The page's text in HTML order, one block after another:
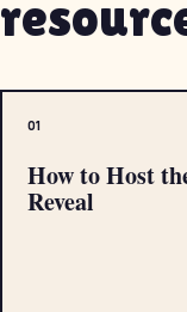
01
How to Host
Reveal